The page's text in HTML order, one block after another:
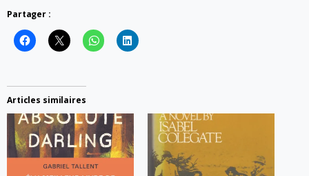
Partager :
Articles similaires